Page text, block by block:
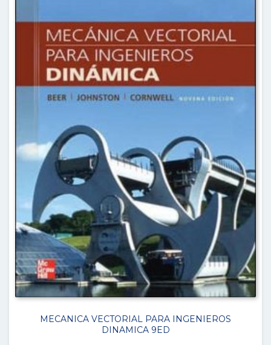
MECANICA VECTORIAL PARA INGENIEROS
DINAMICA 9ED